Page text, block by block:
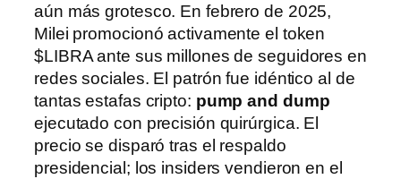
aún más grotesco. En febrero de 2025,
Milei promocionó activamente el token
$LIBRA ante sus millones de seguidores en
redes sociales. El patrón fue idéntico al de
tantas estafas cripto: pump and dump
ejecutado con precisión quirúrgica. El
precio se disparó tras el respaldo
presidencial; los insiders vendieron en el